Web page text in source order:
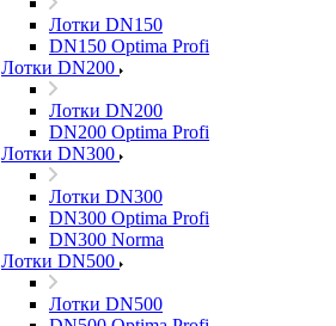
Лотки DN150
DN150 Optima Profi
Лотки DN200
Лотки DN200
DN200 Optima Profi
Лотки DN300
Лотки DN300
DN300 Optima Profi
DN300 Norma
Лотки DN500
Лотки DN500